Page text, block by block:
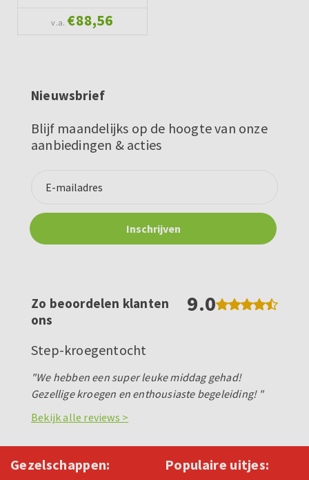
v.a. €88,56
Nieuwsbrief
Blijf maandelijks op de hoogte van onze
aanbiedingen & acties
Zo beoordelen klanten
ons
9.0
Step-kroegentocht
"We hebben een super leuke middag gehad!
Gezellige kroegen en enthousiaste begeleiding! "
Bekijk alle reviews >
Gezelschappen: Populaire uitjes: